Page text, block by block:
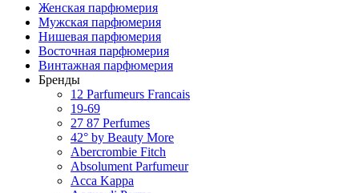
Женская парфюмерия
Мужская парфюмерия
Нишевая парфюмерия
Восточная парфюмерия
Винтажная парфюмерия
Бренды
12 Parfumeurs Francais
19-69
27 87 Perfumes
42° by Beauty More
Abercrombie Fitch
Absolument Parfumeur
Acca Kappa